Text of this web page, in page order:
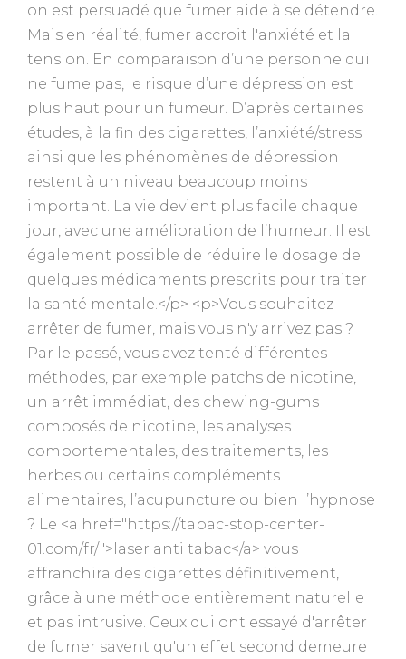
on est persuadé que fumer aide à se détendre.
Mais en réalité, fumer accroit l'anxiété et la
tension. En comparaison d’une personne qui
ne fume pas, le risque d’une dépression est
plus haut pour un fumeur. D’après certaines
études, à la fin des cigarettes, l’anxiété/stress
ainsi que les phénomènes de dépression
restent à un niveau beaucoup moins
important. La vie devient plus facile chaque
jour, avec une amélioration de l’humeur. Il est
également possible de réduire le dosage de
quelques médicaments prescrits pour traiter
la santé mentale.</p> <p>Vous souhaitez
arrêter de fumer, mais vous n'y arrivez pas ?
Par le passé, vous avez tenté différentes
méthodes, par exemple patchs de nicotine,
un arrêt immédiat, des chewing-gums
composés de nicotine, les analyses
comportementales, des traitements, les
herbes ou certains compléments
alimentaires, l’acupuncture ou bien l’hypnose
? Le <a href="https://tabac-stop-center-
01.com/fr/">laser anti tabac</a> vous
affranchira des cigarettes définitivement,
grâce à une méthode entièrement naturelle
et pas intrusive. Ceux qui ont essayé d'arrêter
de fumer savent qu'un effet second demeure